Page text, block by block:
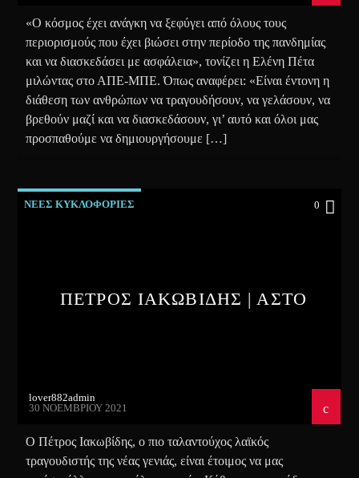
«Ο κόσμος έχει ανάγκη να ξεφύγει από όλους τους
περιορισμούς που έχει βιώσει στην περίοδο της πανδημίας
και να διασκεδάσει με ασφάλεια», τονίζει η Ελένη Πέτα
μιλώντας στο ΑΠΕ-ΜΠΕ. Όπως αναφέρει: «Είναι έντονη η
διάθεση των ανθρώπων να τραγουδήσουν, να γελάσουν, να
βρεθούν μαζί και να διασκεδάσουν, γι’ αυτό και όλοι μας
προσπαθούμε να δημιουργήσουμε […]
ΝΕΕΣ ΚΥΚΛΟΦΟΡΙΕΣ 0
ΠΕΤΡΟΣ ΙΑΚΩΒΙΔΗΣ | ΑΣΤΟ
lover882admin
30 ΝΟΕΜΒΡΊΟΥ 2021
Ο Πέτρος Ιακωβίδης, ο πιο ταλαντούχος λαϊκός
τραγουδιστής της νέας γενιάς, είναι έτοιμος να μας